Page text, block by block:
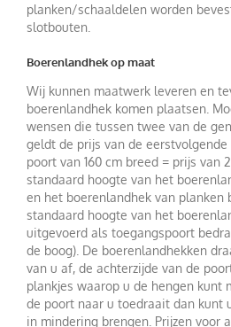
planken/schaaldelen worden
slotbouten.
Boerenlandhek op maat
Wij kunnen maatwerk leveren en
boerenlandhek komen plaatsen.
wensen die tussen twee van de
geldt de prijs van de
poort van 160 cm breed = prijs van
standaard hoogte van het
en het boerenlandhek van planken
standaard hoogte van het
uitgevoerd als toegangspoort
de boog). De boerenlandhekken
van u af, de achterzijde van de
plankjes waarop u de hengen kunt
de poort naar u toedraait dan kunt
in mindering brengen. Prijzen voor